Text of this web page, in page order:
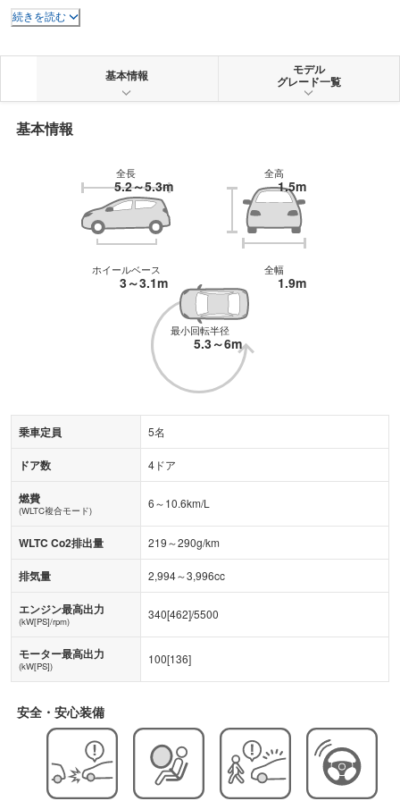
用するとともに、セントラルドライバーアシスタンスコントローラーを採用
し、人間の感覚に近い制御を可能とした。エンジンは、3.0L V型6気筒直噴タ
48VリチウムイオンバッテリーにBAS（ベルト オルタネーター スターター）を
備えたマイルドハイブリッド仕様とし燃費を改善している。トランスミッショ
ンはともに8速ティプトロニックで、フルタイム4WDのクワトロシステムを装
備。シャシーには、四輪操舵のダイナミック オールホイール ステアリングが
オプションで用意される。エクステリアはシングルフレームグリルが大型化さ
続きを読む
基本情報 モデル
グレード一覧
基本情報
全長
5.2～5.3m
全高
1.5m
全幅
1.9m
ホイールベース
3～3.1m
最小回転半径
5.3～6m
乗車定員 5名
ドア数 4ドア
燃費
(WLTC複合モード) 6～10.6km/L
WLTC Co2排出量 219～290g/km
排気量 2,994～3,996cc
エンジン最高出力
(kW[PS]/rpm) 340[462]/5500
モーター最高出力
(kW[PS]) 100[136]
安全・安心装備